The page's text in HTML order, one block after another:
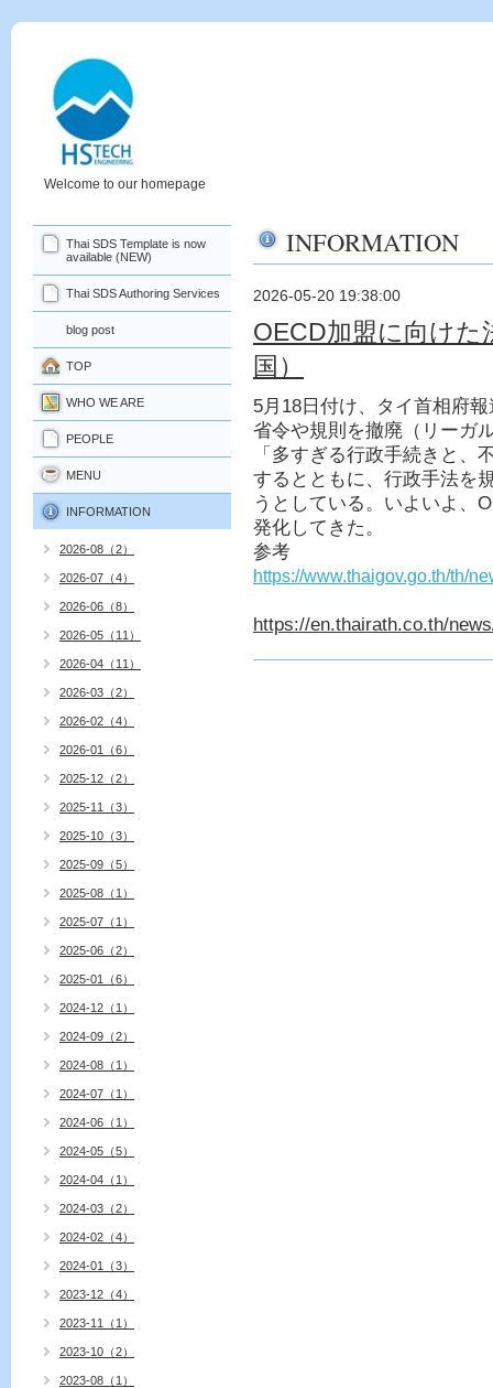
Welcome to our homepage
INFORMATION
2026-05-20 19:38:00
OECD加盟に向けた
国）
5月 18 日付け、タイ首相府
省令や規則を撤廃（リーガ
「多すぎる行政手続きと、
するとともに、行政手法を
うとしている。いよいよ、
発化してきた。
参考
https://www.thaigov.go.th/th/
https://en.thairath.co.th/
Thai SDS Template is now
available (NEW)
Thai SDS Authoring Services
blog post
TOP
WHO WE ARE
PEOPLE
MENU
INFORMATION
2026-08（2）
2026-07（4）
2026-06（8）
2026-05（11）
2026-04（11）
2026-03（2）
2026-02（4）
2026-01（6）
2025-12（2）
2025-11（3）
2025-10（3）
2025-09（5）
2025-08（1）
2025-07（1）
2025-06（2）
2025-01（6）
2024-12（1）
2024-09（2）
2024-08（1）
2024-07（1）
2024-06（1）
2024-05（5）
2024-04（1）
2024-03（2）
2024-02（4）
2024-01（3）
2023-12（4）
2023-11（1）
2023-10（2）
2023-08（1）